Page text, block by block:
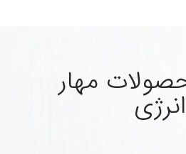
مهار
انرژی